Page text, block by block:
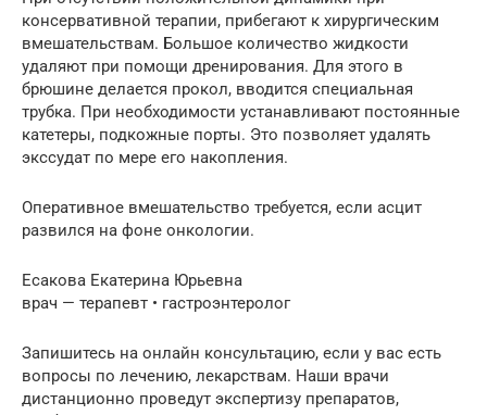
консервативной терапии, прибегают к хирургическим
вмешательствам. Большое количество жидкости
удаляют при помощи дренирования. Для этого в
брюшине делается прокол, вводится специальная
трубка. При необходимости устанавливают постоянные
катетеры, подкожные порты. Это позволяет удалять
экссудат по мере его накопления.
Оперативное вмешательство требуется, если асцит
развился на фоне онкологии.
Есакова Екатерина Юрьевна
врач — терапевт • гастроэнтеролог
Запишитесь на онлайн консультацию, если у вас есть
вопросы по лечению, лекарствам. Наши врачи
дистанционно проведут экспертизу препаратов,